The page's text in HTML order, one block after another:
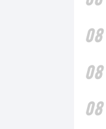
08
08
08